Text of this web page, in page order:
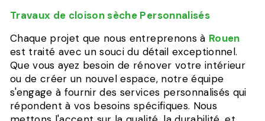
Travaux de cloison sèche Personnalisés
Chaque projet que nous entreprenons à Rouen
est traité avec un souci du détail exceptionnel.
Que vous ayez besoin de rénover votre intérieur
ou de créer un nouvel espace, notre équipe
s'engage à fournir des services personnalisés qui
répondent à vos besoins spécifiques. Nous